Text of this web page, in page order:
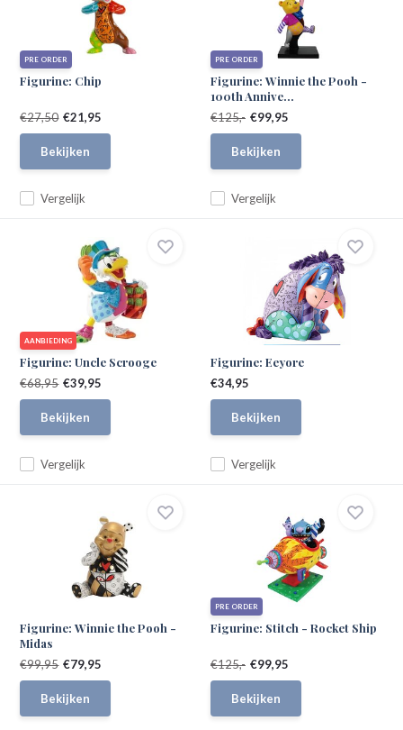
PRE ORDER
Figurine: Chip
Vergelijk
€27,50 €21,95
Bekijken
PRE ORDER
Figurine: Winnie the Pooh -
100th Annive...
Vergelijk
€125,- €99,95
Bekijken
AANBIEDING
Figurine: Uncle Scrooge
Vergelijk
€68,95 €39,95
Bekijken
Figurine: Eeyore
Vergelijk
€34,95
Bekijken
Figurine: Winnie the Pooh -
Midas
€99,95 €79,95
Bekijken
PRE ORDER
Figurine: Stitch - Rocket Ship
€125,- €99,95
Bekijken